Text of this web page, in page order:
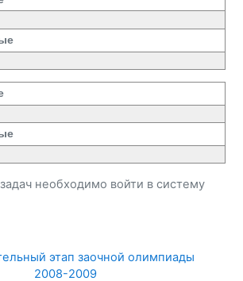
необходимо войти в систему
этап заочной олимпиады
2008-2009